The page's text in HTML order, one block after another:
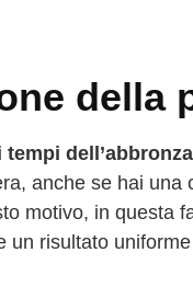
della
anche se hai
motivo, in questa
un risultato